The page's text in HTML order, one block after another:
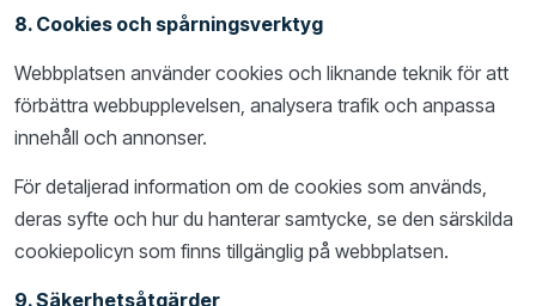
8. Cookies och spårningsverktyg
Webbplatsen använder cookies och liknande teknik för att
förbättra webbupplevelsen, analysera trafik och anpassa
innehåll och annonser.
För detaljerad information om de cookies som används,
deras syfte och hur du hanterar samtycke, se den särskilda
cookiepolicyn som finns tillgänglig på webbplatsen.
9. Säkerhetsåtgärder